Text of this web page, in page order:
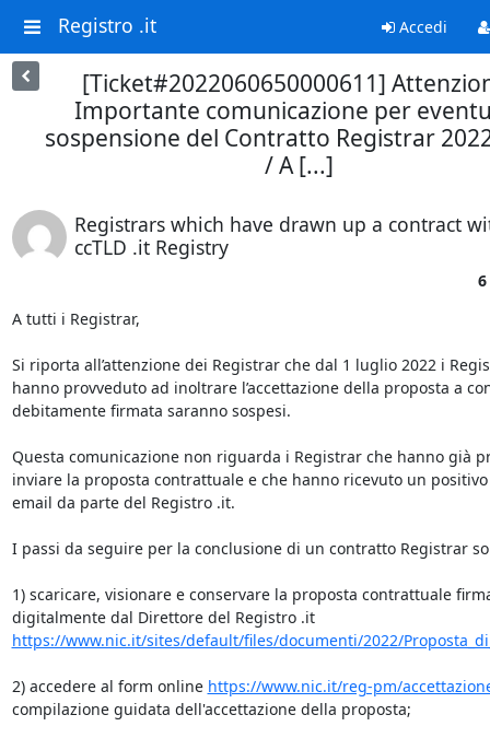
Registro .it Accedi
[Ticket#2022060650000611]
Importante comunicazione per
sospensione del Contratto Registrar
/ A [...]
Registrars which have drawn up a contract
ccTLD .it Registry
A tutti i Registrar,
Si riporta all’attenzione dei Registrar che dal 1 luglio 2022 i
hanno provveduto ad inoltrare l’accettazione della proposta a
debitamente firmata saranno sospesi.
Questa comunicazione non riguarda i Registrar che hanno già
inviare la proposta contrattuale e che hanno ricevuto un
email da parte del Registro .it.
I passi da seguire per la conclusione di un contratto Registrar
1) scaricare, visionare e conservare la proposta contrattuale
digitalmente dal Direttore del Registro .it
https://www.nic.it/sites/default/files/documenti/2022/
2) accedere al form online https://www.nic.it/reg-pm/
compilazione guidata dell'accettazione della proposta;